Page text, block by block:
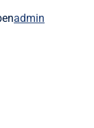
admin